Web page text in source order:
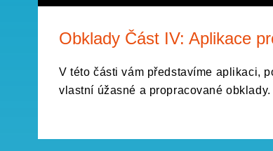
Obklady Část IV: Aplikace
V této části vám představíme aplikaci,
vlastní úžasné a propracované obklady.